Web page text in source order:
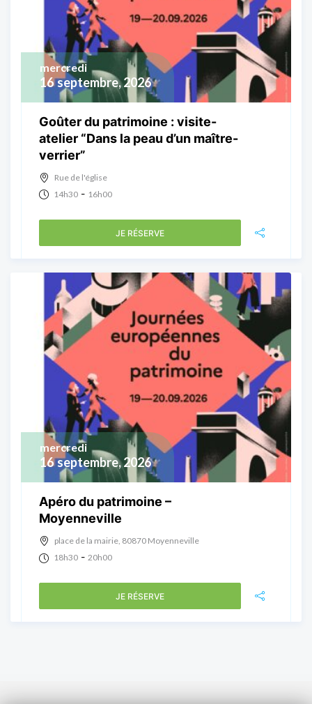
16 septembre, 2026
mercredi
Goûter du patrimoine : visite-
atelier “Dans la peau d’un maître-
verrier”
Rue de l'église
14h30 - 16h00
JE RÉSERVE
16 septembre, 2026
mercredi
Apéro du patrimoine –
Moyenneville
place de la mairie, 80870 Moyenneville
18h30 - 20h00
JE RÉSERVE